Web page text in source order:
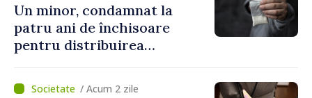
Un minor, condamnat la
patru ani de închisoare
pentru distribuirea
/ Acum 2 zile